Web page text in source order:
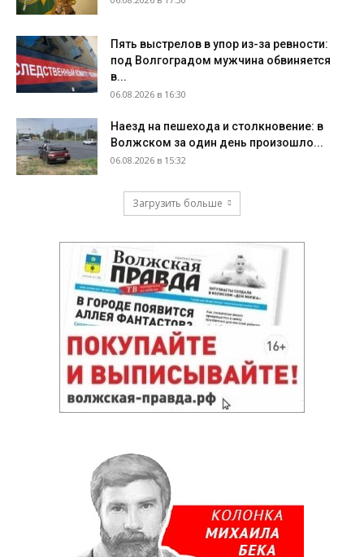
Пять выстрелов в упор из-за ревности:
под Волгоградом мужчина обвиняется
в...
06.08.2026 в 16:30
Наезд на пешехода и столкновение: в
Волжском за один день произошло...
06.08.2026 в 15:32
Загрузить больше